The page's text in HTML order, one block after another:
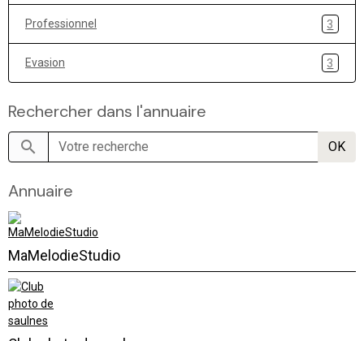
Professionnel 3
Evasion 3
Rechercher dans l'annuaire
OK
Annuaire
MaMelodieStudio